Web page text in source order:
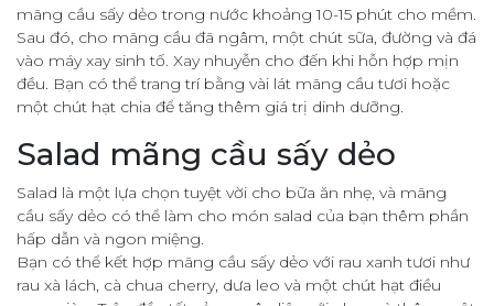
mãng cầu sấy dẻo trong nước khoảng 10-15 phút cho mềm.
Sau đó, cho mãng cầu đã ngâm, một chút sữa, đường và đá
vào máy xay sinh tố. Xay nhuyễn cho đến khi hỗn hợp mịn
đều. Bạn có thể trang trí bằng vài lát mãng cầu tươi hoặc
một chút hạt chia để tăng thêm giá trị dinh dưỡng.
Salad mãng cầu sấy dẻo
Salad là một lựa chọn tuyệt vời cho bữa ăn nhẹ, và mãng
cầu sấy dẻo có thể làm cho món salad của bạn thêm phần
hấp dẫn và ngon miệng.
Bạn có thể kết hợp mãng cầu sấy dẻo với rau xanh tươi như
rau xà lách, cà chua cherry, dưa leo và một chút hạt điều